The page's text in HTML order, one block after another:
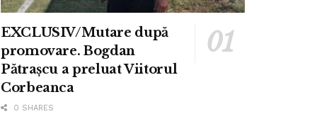
EXCLUSIV/Mutare după
promovare. Bogdan
Pătrașcu a preluat Viitorul
Corbeanca
0 SHARES